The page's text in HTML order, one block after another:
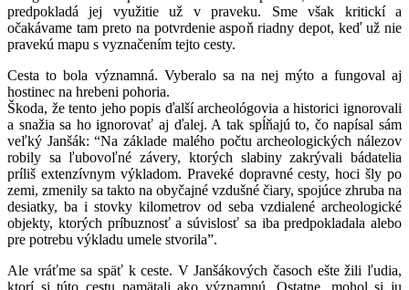
predpokladá jej využitie už v praveku. Sme však kritickí a
očakávame tam preto na potvrdenie aspoň riadny depot, keď už nie
pravekú mapu s vyznačením tejto cesty.
Cesta to bola významná. Vyberalo sa na nej mýto a fungoval aj
hostinec na hrebeni pohoria.
Škoda, že tento jeho popis ďalší archeológovia a historici ignorovali
a snažia sa ho ignorovať aj ďalej. A tak spĺňajú to, čo napísal sám
veľký Janšák: “Na základe malého počtu archeologických nálezov
robily sa ľubovoľné závery, ktorých slabiny zakrývali bádatelia
príliš extenzívnym výkladom. Praveké dopravné cesty, hoci šly po
zemi, zmenily sa takto na obyčajné vzdušné čiary, spojúce zhruba na
desiatky, ba i stovky kilometrov od seba vzdialené archeologické
objekty, ktorých príbuznosť a súvislosť sa iba predpokladala alebo
pre potrebu výkladu umele stvorila”.
Ale vráťme sa späť k ceste. V Janšákových časoch ešte žili ľudia,